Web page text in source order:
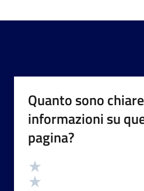
Quanto sono
informazioni su
pagina?
Valutazione